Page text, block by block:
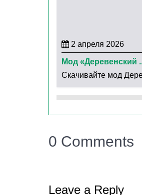
У других мобов такие
выпускает горячий
2 апреля 2026
Мод «Деревенский
Скачивайте мод
0 Comments
Leave a Reply